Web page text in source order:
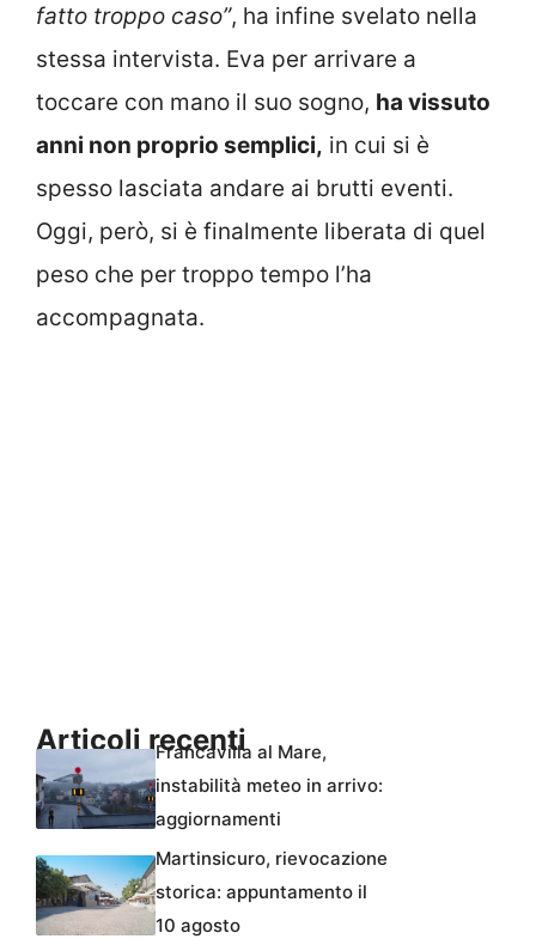
fatto troppo caso”, ha infine svelato nella
stessa intervista. Eva per arrivare a
toccare con mano il suo sogno, ha vissuto
anni non proprio semplici, in cui si è
spesso lasciata andare ai brutti eventi.
Oggi, però, si è finalmente liberata di quel
peso che per troppo tempo l’ha
accompagnata.
Articoli recenti
Francavilla al Mare,
instabilità meteo in arrivo:
aggiornamenti
Martinsicuro, rievocazione
storica: appuntamento il
10 agosto